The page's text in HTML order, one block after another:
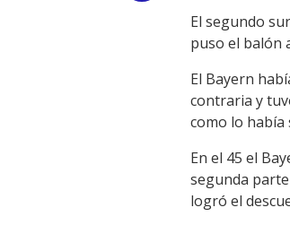
LinkEl segundo
puso el balón
El Bayern
contraria y
como lo
En el 45 el
segunda
logró el